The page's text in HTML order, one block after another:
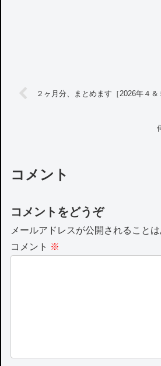
２ヶ月分、まとめます［2026年４＆
コメント
コメントをどうぞ
メールアドレスが公開されることは
コメント ※